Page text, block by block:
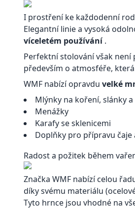
I prostření ke každodenní
Elegantní linie a vysoká
víceletém používání.
Perfektní stolování však
především o atmosféře,
WMF nabízí opravdu velké
Mlýnky na koření, slánky
Menážky
Karafy se sklenicemi
Doplňky pro přípravu čaje
Radost a požitek během
Značka WMF nabízí celou
díky svému materiálu
Tyto hrnce jsou vhodné na